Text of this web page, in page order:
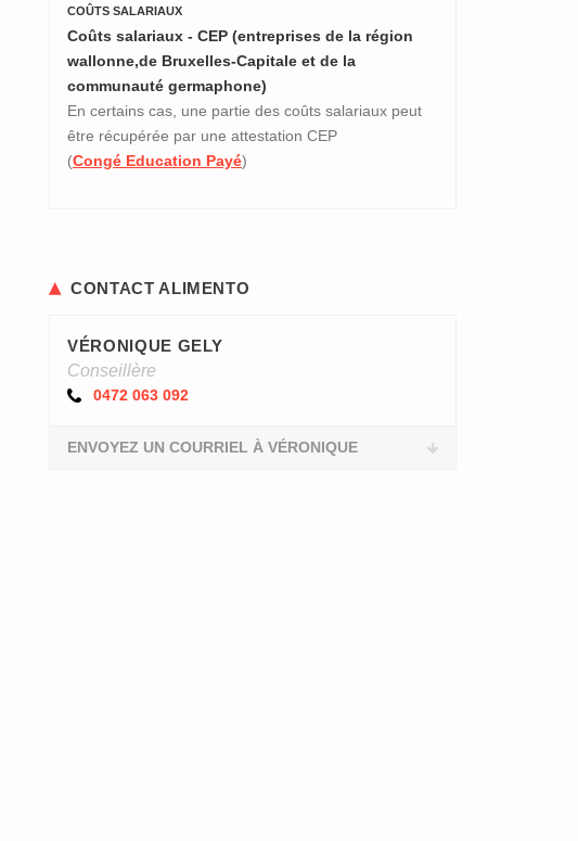
COÛTS SALARIAUX
Coûts salariaux - CEP (entreprises de la région
wallonne,de Bruxelles-Capitale et de la
communauté germaphone)
En certains cas, une partie des coûts salariaux peut
être récupérée par une attestation CEP
(Congé Education Payé)
CONTACT ALIMENTO
VÉRONIQUE GELY
Conseillère
0472 063 092
ENVOYEZ UN COURRIEL À VÉRONIQUE